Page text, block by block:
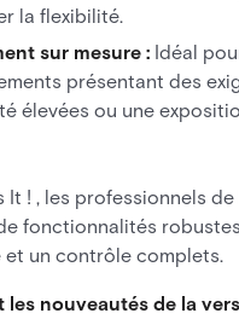
la flexibilité.
sur mesure : Idéal
présentant des
élevées ou une
It ! , les professionnels
fonctionnalités
et un contrôle complets.
nouveautés de la